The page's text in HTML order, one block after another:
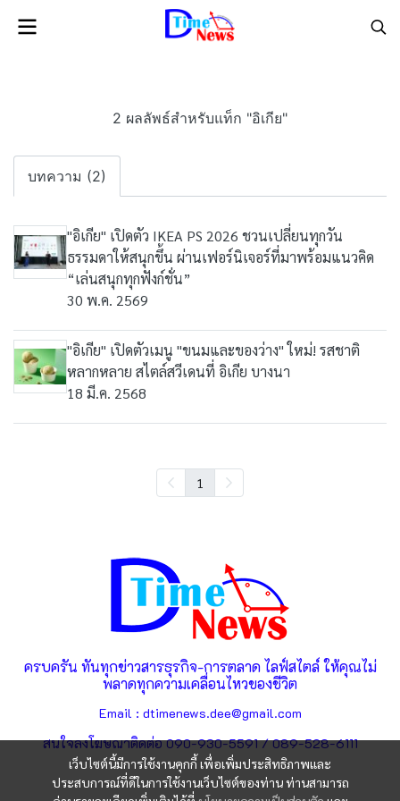
2 ผลลัพธ์สำหรับแท็ก "อิเกีย"
บทความ (2)
"อิเกีย" เปิดตัว IKEA PS 2026 ชวนเปลี่ยนทุกวัน
ธรรมดาให้สนุกขึ้น ผ่านเฟอร์นิเจอร์ที่มาพร้อมแนวคิด
“เล่นสนุกทุกฟังก์ชั่น”
30 พ.ค. 2569
"อิเกีย" เปิดตัวเมนู "ขนมและของว่าง" ใหม่! รสชาติ
หลากหลาย สไตล์สวีเดนที่ อิเกีย บางนา
18 มี.ค. 2568
1
เว็บไซต์นี้มีการใช้งานคุกกี้ เพื่อเพิ่มประสิทธิภาพและ
ประสบการณ์ที่ดีในการใช้งานเว็บไซต์ของท่าน ท่านสามารถ
ครบครัน ทันทุกข่าวสารธุรกิจ-การตลาด ไลฟ์สไตล์ ให้คุณไม่
พลาดทุกความเคลื่อนไหวของชีวิต
Email : dtimenews.dee@gmail.com
สนใจลงโฆษณาติดต่อ 090-930-5591 / 089-528-6111